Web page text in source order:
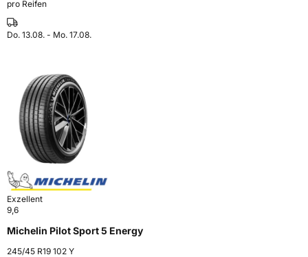
pro Reifen
Do. 13.08. - Mo. 17.08.
Exzellent
9,6
Michelin Pilot Sport 5 Energy
245/45 R19 102 Y